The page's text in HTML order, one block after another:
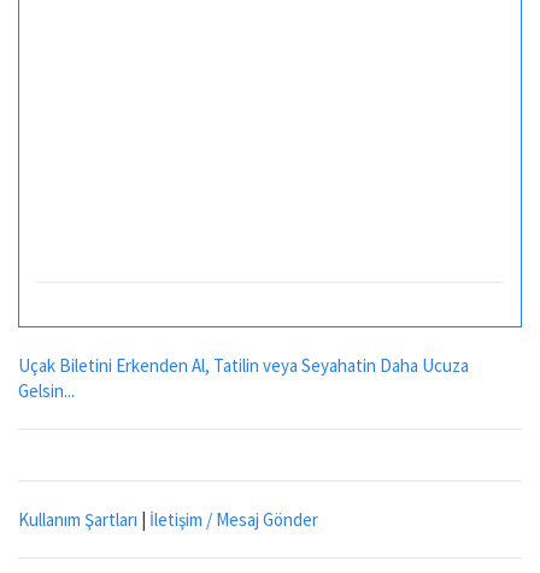
Uçak Biletini Erkenden Al, Tatilin veya Seyahatin Daha Ucuza
Gelsin...
Kullanım Şartları | İletişim / Mesaj Gönder